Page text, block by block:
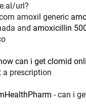
url?
amoxil generic
and amoxicillin
can i get clomid
a prescription
- can i